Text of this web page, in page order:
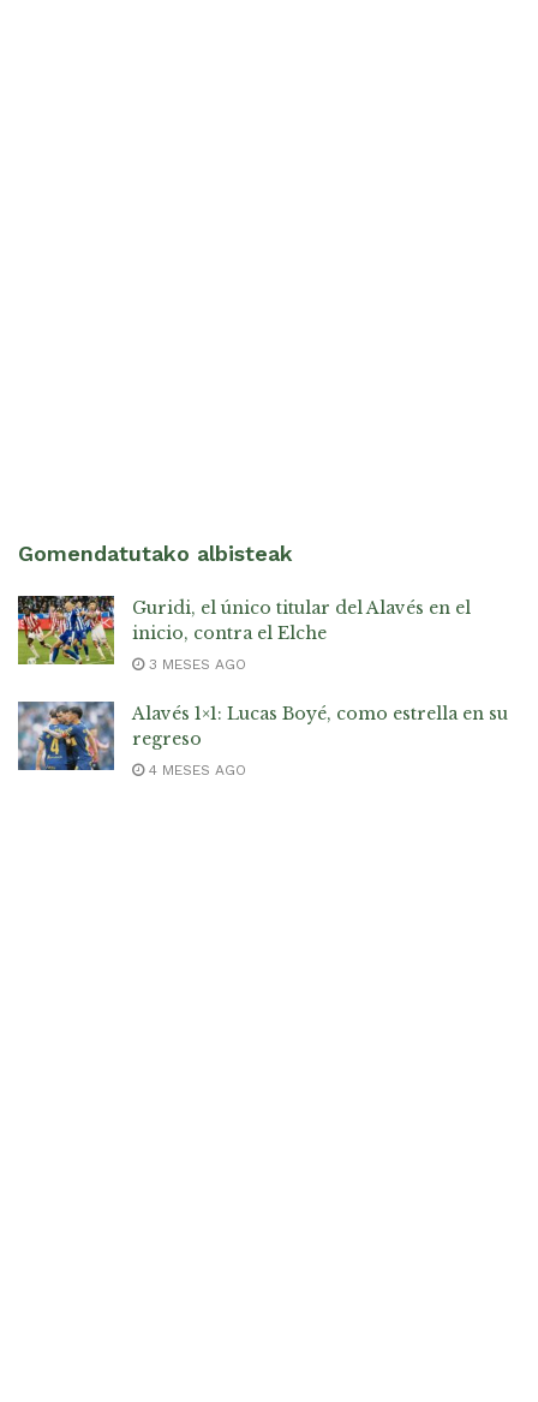
Gomendatutako albisteak
Guridi, el único titular del Alavés en el
inicio, contra el Elche
3 MESES AGO
Alavés 1×1: Lucas Boyé, como estrella en su
regreso
4 MESES AGO